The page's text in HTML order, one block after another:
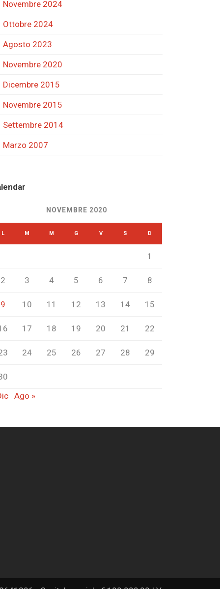
Novembre 2024
Ottobre 2024
Agosto 2023
Novembre 2020
Dicembre 2015
Novembre 2015
Settembre 2014
Marzo 2007
NOVEMBRE 2020
L M M G V S D
1
2 3 4 5 6 7 8
9 10 11 12 13 14 15
17 18 19 20 21 22
24 25 26 27 28 29
Ago »